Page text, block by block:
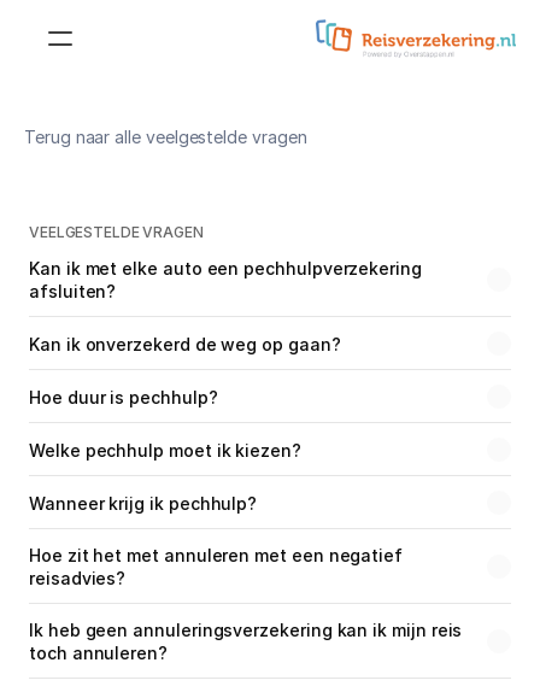
Terug naar alle veelgestelde vragen
VEELGESTELDE VRAGEN
Kan ik met elke auto een pechhulpverzekering
afsluiten?
Kan ik onverzekerd de weg op gaan?
Hoe duur is pechhulp?
Welke pechhulp moet ik kiezen?
Wanneer krijg ik pechhulp?
Hoe zit het met annuleren met een negatief
reisadvies?
Ik heb geen annuleringsverzekering kan ik mijn reis
toch annuleren?
Doorlopende
Kortlopende reisverzekering
studenten
Doorlopende
ouderen
Kortlopende
annuleringsverzekering
Annuleringsverzekering
Aanvullende dekkingen
Medische reisverzekering
Bagage verzekering
Gevaarlijke sporten